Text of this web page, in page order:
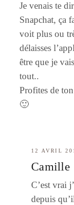
Je venais te
Snapchat, ça
voit plus ou
délaisses
être que je
tout..
Profites de
🙂
12 AVRIL
Camille
C’est vrai
depuis